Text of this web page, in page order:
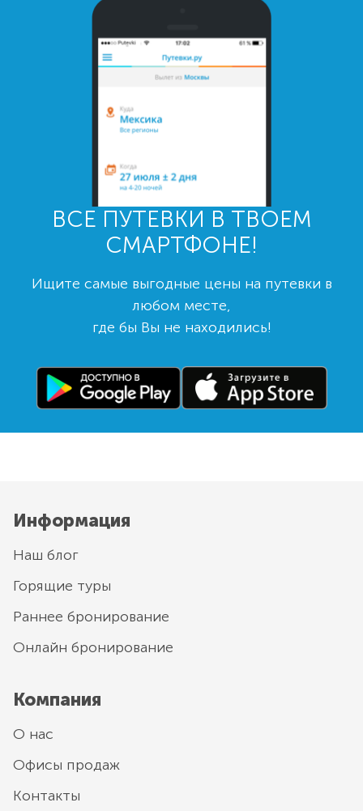
ВСЕ ПУТЕВКИ В ТВОЕМ
СМАРТФОНЕ!
Ищите самые выгодные цены на путевки в
любом месте,
где бы Вы не находились!
Информация
Наш блог
Горящие туры
Раннее бронирование
Онлайн бронирование
Компания
О нас
Офисы продаж
Контакты